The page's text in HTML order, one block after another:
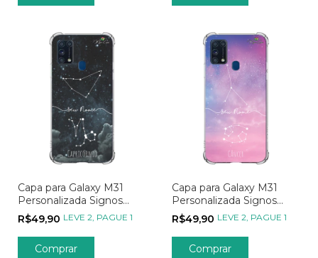
Capa para Galaxy M31
Personalizada Signos
Constelação de
Capricórnio
R$49,90 LEVE 2, PAGUE 1
Capa para Galaxy M31
Personalizada Signos
Constelação de Câncer
R$49,90 LEVE 2, PAGUE 1